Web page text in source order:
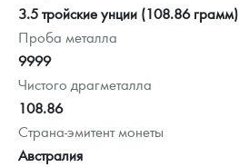
3.5 тройские унции (108.86 грамм)
Проба металла
9999
Чистого драгметалла
108.86
Страна-эмитент монеты
Австралия